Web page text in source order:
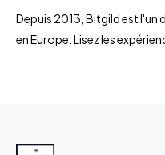
Depuis 2013, Bitgild est l'un
en Europe. Lisez les